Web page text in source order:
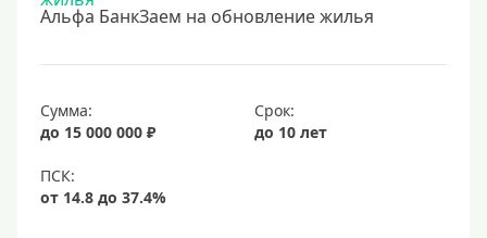
Долгосрочные
Год
Альфа БанкЗаем на обновление жилья
Сумма:
до 15 000 000 ₽
Срок:
до 10 лет